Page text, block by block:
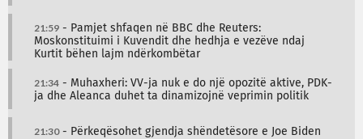
21:59 - Pamjet shfaqen në BBC dhe Reuters:
Moskonstituimi i Kuvendit dhe hedhja e vezëve ndaj
Kurtit bëhen lajm ndërkombëtar
21:34 - Muhaxheri: VV-ja nuk e do një opozitë aktive, PDK-
ja dhe Aleanca duhet ta dinamizojnë veprimin politik
21:30- Përkeqësohet gjendja shëndetësore e Joe Biden